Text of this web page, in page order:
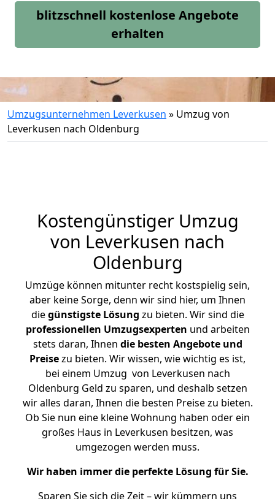
blitzschnell kostenlose Angebote
erhalten
Umzugsunternehmen Leverkusen » Umzug von
Leverkusen nach Oldenburg
Kostengünstiger Umzug
von Leverkusen nach
Oldenburg
Umzüge können mitunter recht kostspielig sein,
aber keine Sorge, denn wir sind hier, um Ihnen
diegünstigste Lösung zu bieten. Wir sind die
professionellen Umzugsexperten und arbeiten
stets daran, Ihnen die besten Angebote und
Preisezu bieten. Wir wissen, wie wichtig es ist,
bei einem Umzug von Leverkusen nach
Oldenburg Geld zu sparen, und deshalb setzen
wir alles daran, Ihnen die besten Preise zu bieten.
Ob Sie nun eine kleine Wohnung haben oder ein
großes Haus in Leverkusen besitzen, was
umgezogen werden muss.
Wir haben immer die perfekte Lösung für Sie.
Sparen Sie sich die Zeit – wir kümmern uns